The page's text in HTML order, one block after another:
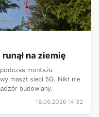
na ziemię
montażu
maszt sieci 5G. Nikt nie
budowlany.
18.06.2026 14:32